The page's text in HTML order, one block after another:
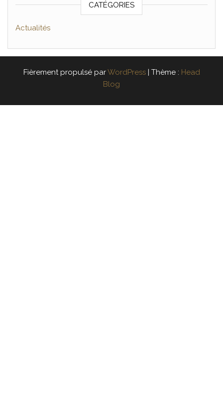
CATÉGORIES
Actualités
Fièrement propulsé parWordPress Thème : Head
Blog